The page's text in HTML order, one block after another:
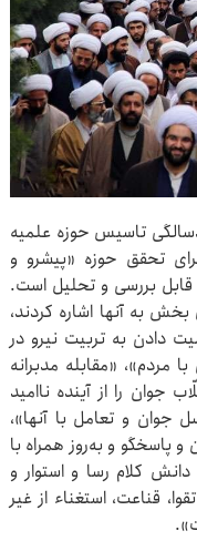
تاسیس حوزه علمیه
تحقق حوزه «پیشرو و
بررسی و تحلیل است.
به آنها اشاره کردند،
دادن به تربیت نیرو در
«مقابله مدبرانه
جوان را از آینده ناامید
جوان و تعامل با آنها»،
پاسخگو و به‌روز همراه با
کلام رسا و استوار و
قناعت، استغناء از غیر